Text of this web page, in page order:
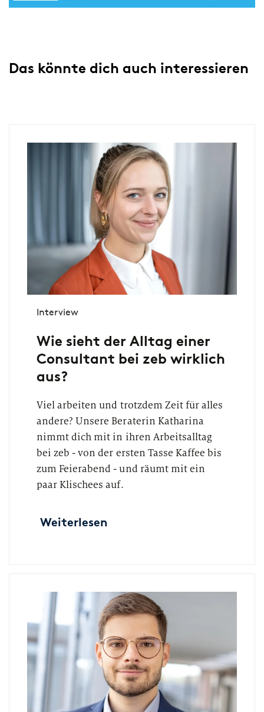
Das könnte dich auch interessieren
Interview
Wie sieht der Alltag einer
Consultant bei zeb wirklich
aus?
Viel arbeiten und trotzdem Zeit für alles
andere? Unsere Beraterin Katharina
nimmt dich mit in ihren Arbeitsalltag
bei zeb - von der ersten Tasse Kaffee bis
zum Feierabend - und räumt mit ein
paar Klischees auf.
Weiterlesen